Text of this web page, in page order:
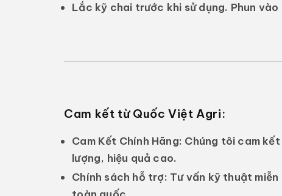
Lắc kỹ chai trước khi sử dụng. Phun
Cam kết từ Quốc Việt Agri:
Cam Kết Chính Hãng: Chúng tôi cam
lượng, hiệu quả cao.
Chính sách hỗ trợ: Tư vấn kỹ thuật